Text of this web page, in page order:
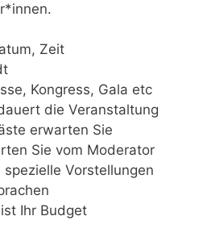
Zeit
Kongress, Gala etc
die Veranstaltung
erwarten Sie
Sie vom Moderator
spezielle Vorstellungen
Ihr Budget